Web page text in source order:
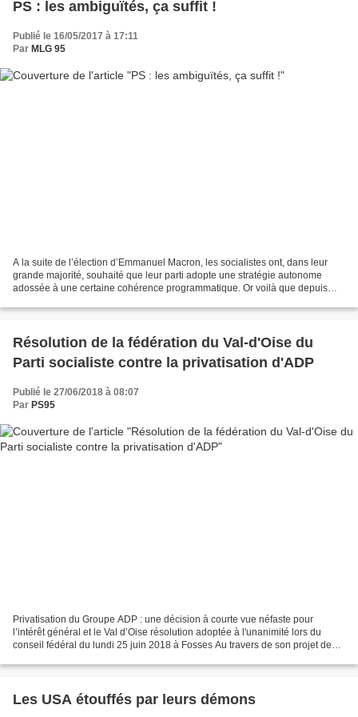
PS : les ambiguïtés, ça suffit !
Publié le 16/05/2017 à 17:11
Par MLG 95
A la suite de l’élection d’Emmanuel Macron, les socialistes ont, dans leur
grande majorité, souhaité que leur parti adopte une stratégie autonome
adossée à une certaine cohérence programmatique. Or voilà que depuis
Résolution de la fédération du Val-d'Oise du
Parti socialiste contre la privatisation d'ADP
Publié le 27/06/2018 à 08:07
Par PS95
Privatisation du Groupe ADP : une décision à courte vue néfaste pour
l’intérêt général et le Val d’Oise résolution adoptée à l'unanimité lors du
conseil fédéral du lundi 25 juin 2018 à Fosses Au travers de son projet de
Les USA étouffés par leurs démons